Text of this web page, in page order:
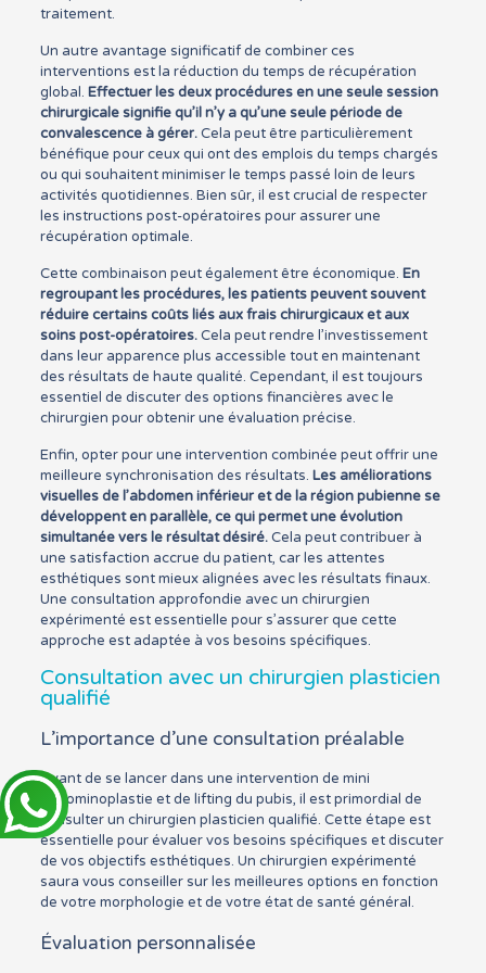
traitement.
Un autre avantage significatif de combiner ces
interventions est la réduction du temps de récupération
global. Effectuer les deux procédures en une seule session
chirurgicale signifie qu’il n’y a qu’une seule période de
convalescence à gérer.Cela peut être particulièrement
bénéfique pour ceux qui ont des emplois du temps chargés
ou qui souhaitent minimiser le temps passé loin de leurs
activités quotidiennes. Bien sûr, il est crucial de respecter
les instructions post-opératoires pour assurer une
récupération optimale.
Cette combinaison peut également être économique. En
regroupant les procédures, les patients peuvent souvent
réduire certains coûts liés aux frais chirurgicaux et aux
soins post-opératoires.Cela peut rendre l’investissement
dans leur apparence plus accessible tout en maintenant
des résultats de haute qualité. Cependant, il est toujours
essentiel de discuter des options financières avec le
chirurgien pour obtenir une évaluation précise.
Enfin, opter pour une intervention combinée peut offrir une
meilleure synchronisation des résultats. Les améliorations
visuelles de l’abdomen inférieur et de la région pubienne se
développent en parallèle, ce qui permet une évolution
simultanée vers le résultat désiré.Cela peut contribuer à
une satisfaction accrue du patient, car les attentes
esthétiques sont mieux alignées avec les résultats finaux.
Une consultation approfondie avec un chirurgien
expérimenté est essentielle pour s’assurer que cette
approche est adaptée à vos besoins spécifiques.
Consultation avec un chirurgien plasticien
qualifié
L’importance d’une consultation préalable
Avant de se lancer dans une intervention de mini
abdominoplastie et de lifting du pubis, il est primordial de
consulter un chirurgien plasticien qualifié. Cette étape est
essentielle pour évaluer vos besoins spécifiques et discuter
de vos objectifs esthétiques. Un chirurgien expérimenté
saura vous conseiller sur les meilleures options en fonction
de votre morphologie et de votre état de santé général.
Évaluation personnalisée